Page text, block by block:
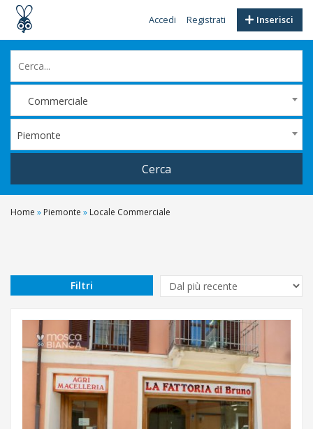
Inserisci
Accedi Registrati
Commerciale
Piemonte
Cerca
Da
€
A
Sottocategoria
Home » Piemonte » Locale Commerciale
Filtri